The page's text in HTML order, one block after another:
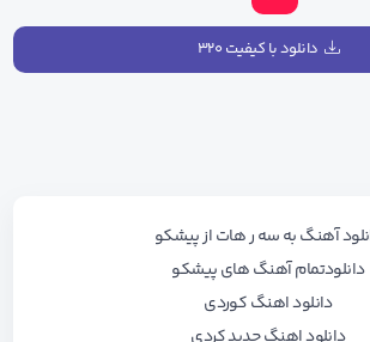
دانلود با کیفیت ۳۲۰
آهنگ به سه ر هات از پیشکو
دانلودتمام آهنگ های پیشکو
دانلود اهنگ کوردی